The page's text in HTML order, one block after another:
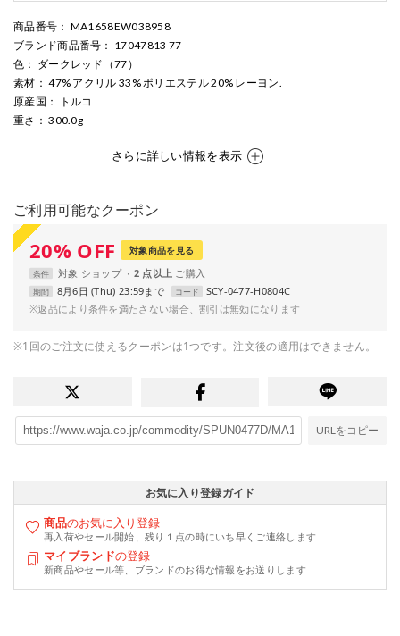
商品番号 ： MA1658EW038958
ブランド商品番号 ： 17047813 77
色 ： ダークレッド（77）
素材 ： 47% アクリル 33% ポリエステル 20% レーヨン.
原産国 ： トルコ
重さ ： 300.0g
さらに詳しい情報を表示
ご利用可能なクーポン
20% OFF 対象商品を見る
条件 対象 ショップ 2 点以上
期間 8月6日 (Thu) 23:59まで コード
SCY-0477-H0804C
※返品により条件を満たさない場合、割引は無効になります
※1回のご注文に使えるクーポンは1つです。注文後の適用はできません。
URLをコピー
お気に入り登録ガイド
商品のお気に入り登録
再入荷やセール開始、残り１点の時にいち早くご連絡します
マイブランドの登録
新商品やセール等、ブランドのお得な情報をお送りします